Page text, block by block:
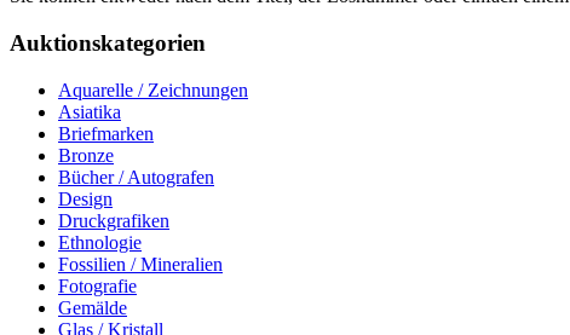
Auktionskategorien
Aquarelle / Zeichnungen
Asiatika
Briefmarken
Bronze
Bücher / Autografen
Design
Druckgrafiken
Ethnologie
Fossilien / Mineralien
Fotografie
Gemälde
Glas / Kristall